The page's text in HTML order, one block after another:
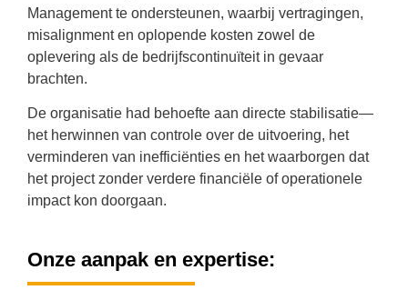
Management te ondersteunen, waarbij vertragingen,
misalignment en oplopende kosten zowel de
oplevering als de bedrijfscontinuïteit in gevaar
brachten.
De organisatie had behoefte aan directe stabilisatie—
het herwinnen van controle over de uitvoering, het
verminderen van inefficiënties en het waarborgen dat
het project zonder verdere financiële of operationele
impact kon doorgaan.
Onze aanpak en expertise: